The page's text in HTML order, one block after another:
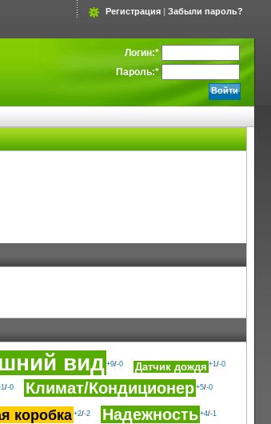
Регистрация | Забыли пароль?
Логин:*
Пароль:*
вид+9/-0 Датчик дождя +1/-0
/-0 Климат/Кондиционер +5/-0
коробка +2/-2 Надежность +4/-1